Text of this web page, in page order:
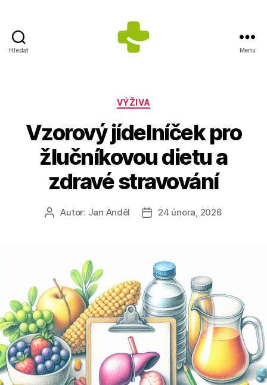
Hledat
Anděla
Menu
Rubriky
VÝŽIVA
Vzorový jídelníček pro
žlučníkovou dietu a
zdravé stravování
AutorAutor: Jan Anděl
Datum
24 února, 2026